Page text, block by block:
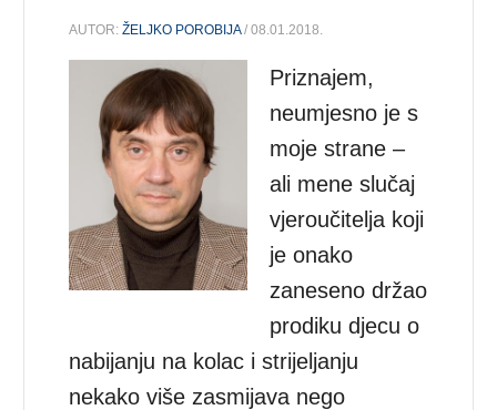
AUTOR:ŽELJKO POROBIJA/ 08.01.2018.
Priznajem,
neumjesno je s
moje strane –
ali mene slučaj
vjeroučitelja koji
je onako
zaneseno držao
prodiku djecu o
nabijanju na kolac i strijeljanju
nekako više zasmijava nego